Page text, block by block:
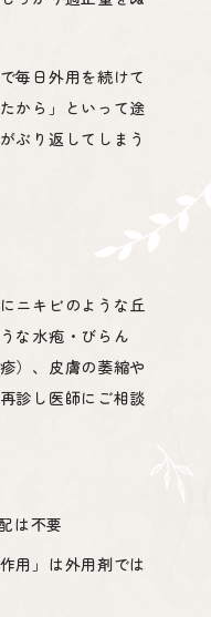
毎日外用を続けて
から」といって途
ぶり返してしまう
ニキビのような丘
な水疱・びらん
）、皮膚の萎縮や
診し医師にご相談
は不要
用」は外用剤では